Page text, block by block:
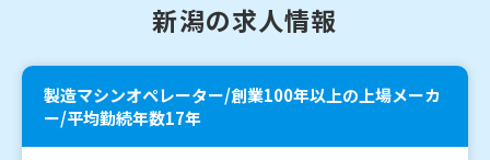
新潟の求人情報
製造マシンオペレーター/創業100年以上の上場メーカ
ー/平均勤続年数17年